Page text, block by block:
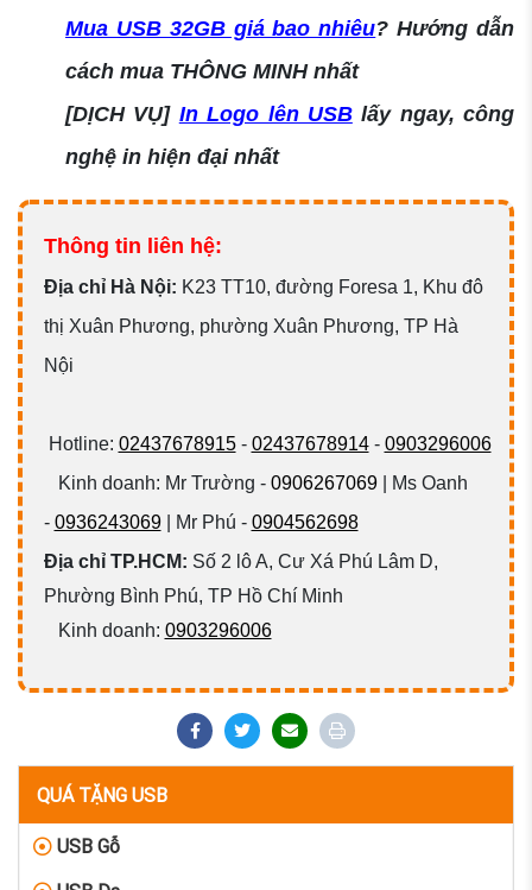
Mua USB 32GB giá bao nhiêu? Hướng dẫn
cách mua THÔNG MINH nhất
[DỊCH VỤ] In Logo lên USBlấy ngay, công
nghệ in hiện đại nhất
Thông tin liên hệ:
Địa chỉ Hà Nội: K23 TT10, đường Foresa 1, Khu đô
thị Xuân Phương, phường Xuân Phương, TP Hà
Nội
Hotline: 02437678915- 02437678914- 0903296006
Kinh doanh: Mr Trường - 0906267069| Ms Oanh
- 0936243069| Mr Phú - 0904562698
Địa chỉ TP.HCM: Số 2 lô A, Cư Xá Phú Lâm D,
Phường Bình Phú, TP Hồ Chí Minh
Kinh doanh: 0903296006
QUÁ TẶNG USB
USB Gỗ